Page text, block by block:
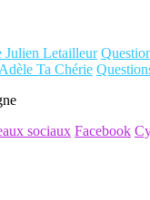
Julien Letailleur
Ta Chérie
sociaux Facebook